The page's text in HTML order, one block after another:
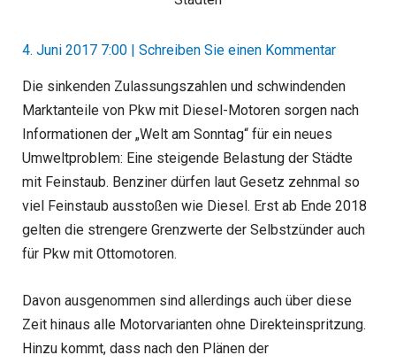
4. Juni 2017 7:00 Schreiben Sie einen Kommentar
Die sinkenden Zulassungszahlen und schwindenden
Marktanteile von Pkw mit Diesel-Motoren sorgen nach
Informationen der „Welt am Sonntag“ für ein neues
Umweltproblem: Eine steigende Belastung der Städte
mit Feinstaub. Benziner dürfen laut Gesetz zehnmal so
viel Feinstaub ausstoßen wie Diesel. Erst ab Ende 2018
gelten die strengere Grenzwerte der Selbstzünder auch
für Pkw mit Ottomotoren.
Davon ausgenommen sind allerdings auch über diese
Zeit hinaus alle Motorvarianten ohne Direkteinspritzung.
Hinzu kommt, dass nach den Plänen der